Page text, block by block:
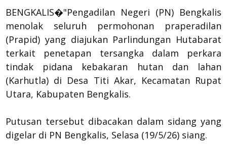
BENGKALIS�"Pengadilan Negeri (PN) Bengkalis
menolak seluruh permohonan praperadilan
(Prapid) yang diajukan Parlindungan Hutabarat
terkait penetapan tersangka dalam perkara
tindak pidana kebakaran hutan dan lahan
(Karhutla) di Desa Titi Akar, Kecamatan Rupat
Utara, Kabupaten Bengkalis.
Putusan tersebut dibacakan dalam sidang yang
digelar di PN Bengkalis, Selasa (19/5/26) siang.